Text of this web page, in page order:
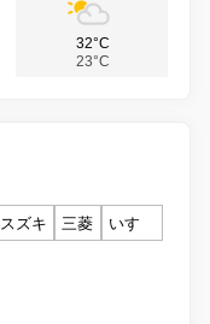
32°C
23°C
スズキ 三菱
いすゞ